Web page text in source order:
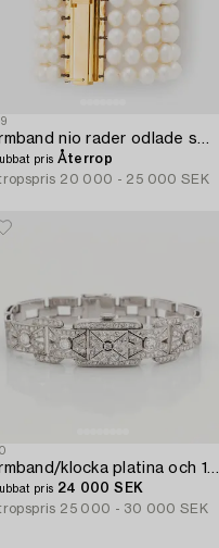
Armband nio rader odlade sötvattenpärlor lås 18K guld.
pris Återrop
20 000 - 25 000 SEK
Armband/klocka platina och 18K vitguld med gammal- och åttkantslipade diamanter.
pris 24 000 SEK
25 000 - 30 000 SEK